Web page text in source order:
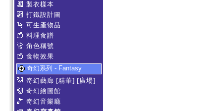
製衣樣本
打鐵設計圖
可生產物品
料理食譜
角色稱號
食物效果
奇幻系列 - Fantasy
奇幻藝廊 [精華] [廣場]
奇幻繪圖館
奇幻音樂廳